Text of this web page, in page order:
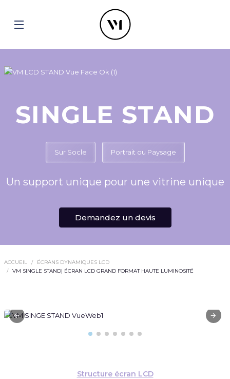
SINGLE STAND
Sur Socle Portrait ou Paysage
Un support unique pour une vitrine unique
Demandez un devis
ACCUEIL
ÉCRANS DYNAMIQUES LCD
VM SINGLE STAND| ÉCRAN LCD GRAND FORMAT HAUTE LUMINOSITÉ
Structure écran LCD